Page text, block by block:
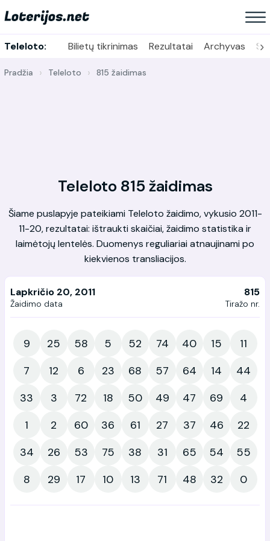
Teleloto: Bilietų tikrinimas Rezultatai Archyvas ›
Pradžia Teleloto 815 žaidimas
Teleloto 815 žaidimas
Šiame puslapyje pateikiami Teleloto žaidimo, vykusio 2011-
11-20, rezultatai: ištraukti skaičiai, žaidimo statistika ir
laimėtojų lentelės. Duomenys reguliariai atnaujinami po
kiekvienos transliacijos.
Lapkričio 20, 2011
Žaidimo data
815
Tiražo nr.
9 25 58 5 52 74 40 15
11
7
12 6 23 68 57 64 14
44
33
3 72 18 50 49 47 69
4
1
2 60 36 61 27 37 46
22
34
26 53 75 38 31 65 54
55
8
29 17 10 13 71 48 32 0